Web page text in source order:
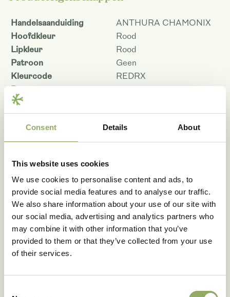
Consent Details About
This website uses cookies
We use cookies to personalise content and ads, to
provide social media features and to analyse our traffic.
We also share information about your use of our site with
our social media, advertising and analytics partners who
may combine it with other information that you’ve
provided to them or that they’ve collected from your use
of their services.
Handelsaanduiding
ANTHURA CHAMONIX
Hoofdkleur
Rood
Lipkleur
Rood
Patroon
Geen
Kleurcode
REDRX
Bloemmaat 6-7 cm
Bloemmaat 9 cm
4.5
Bloemmaat 12 cm
5.0
Planthoogte pot maat 6-7
Planthoogte pot maat 9 -
cm
Planthoogte pot maat 12 -
cm
35
Houdbaarheid - dagen
134
Rasnaam
PHALINVIS
Artikelcode
108314
VBN code
Download als PDF